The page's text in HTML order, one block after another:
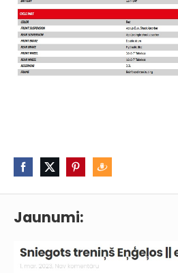
Jaunumi: